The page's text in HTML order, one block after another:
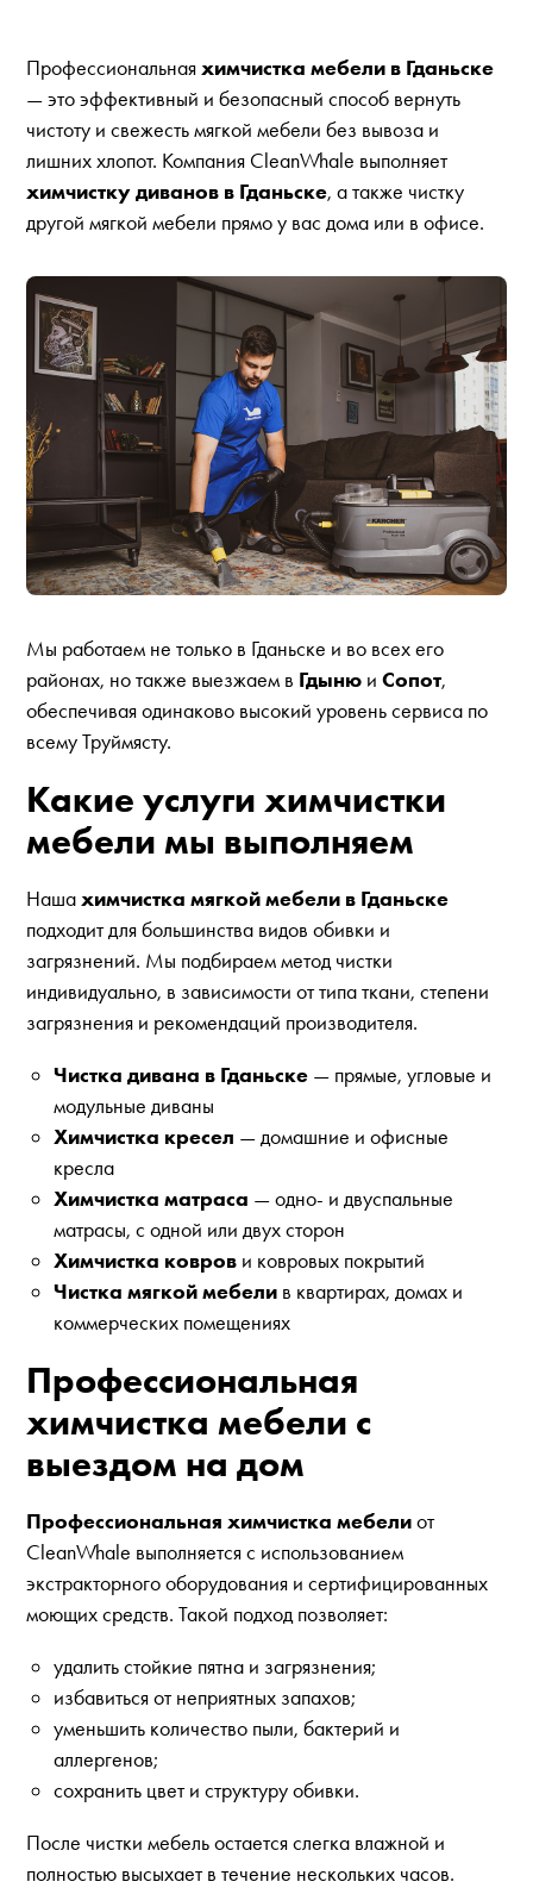
Профессиональная химчистка мебели в Гданьске
— это эффективный и безопасный способ вернуть
чистоту и свежесть мягкой мебели без вывоза и
лишних хлопот. Компания CleanWhale выполняет
химчистку диванов в Гданьске, а также чистку
другой мягкой мебели прямо у вас дома или в офисе.
Мы работаем не только в Гданьске и во всех его
районах, но также выезжаем в Гдыню иСопот,
обеспечивая одинаково высокий уровень сервиса по
всему Труймясту.
Какие услуги химчистки
мебели мы выполняем
Нашахимчистка мягкой мебели в Гданьске
подходит для большинства видов обивки и
загрязнений. Мы подбираем метод чистки
индивидуально, в зависимости от типа ткани, степени
загрязнения и рекомендаций производителя.
Чистка дивана в Гданьске— прямые, угловые и
модульные диваны
Химчистка кресел — домашние и офисные
кресла
Химчистка матраса — одно- и двуспальные
матрасы, с одной или двух сторон
Химчистка коврови ковровых покрытий
Чистка мягкой мебелив квартирах, домах и
коммерческих помещениях
Профессиональная
химчистка мебели с
выездом на дом
Профессиональная химчистка мебелиот
CleanWhale выполняется с использованием
экстракторного оборудования и сертифицированных
моющих средств. Такой подход позволяет:
удалить стойкие пятна и загрязнения;
избавиться от неприятных запахов;
уменьшить количество пыли, бактерий и
аллергенов;
сохранить цвет и структуру обивки.
После чистки мебель остается слегка влажной и
полностью высыхает в течение нескольких часов.